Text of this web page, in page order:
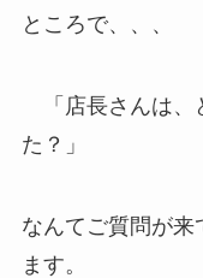
ところで、、、
「店長さんは、
た？」
なんてご質問が来
ます。